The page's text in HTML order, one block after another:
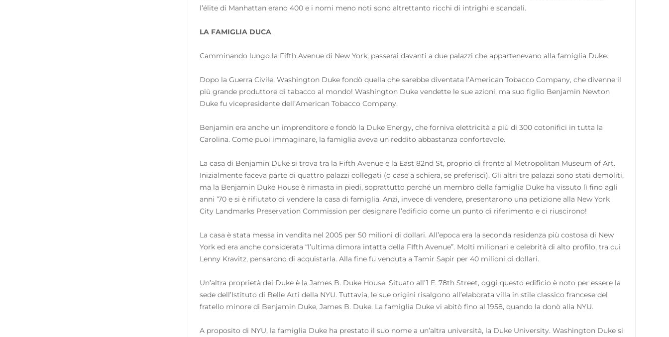
l’élite di Manhattan erano 400 e i nomi meno noti sono altrettanto ricchi di intrighi e scandali.
LA FAMIGLIA DUCA
Camminando lungo la Fifth Avenue di New York, passerai davanti a due palazzi che appartenevano alla famiglia Duke.
Dopo la Guerra Civile, Washington Duke fondò quella che sarebbe diventata l’American Tobacco Company, che divenne il
più grande produttore di tabacco al mondo! Washington Duke vendette le sue azioni, ma suo figlio Benjamin Newton
Duke fu vicepresidente dell’American Tobacco Company.
Benjamin era anche un imprenditore e fondò la Duke Energy, che forniva elettricità a più di 300 cotonifici in tutta la
Carolina. Come puoi immaginare, la famiglia aveva un reddito abbastanza confortevole.
La casa di Benjamin Duke si trova tra la Fifth Avenue e la East 82nd St, proprio di fronte al Metropolitan Museum of Art.
Inizialmente faceva parte di quattro palazzi collegati (o case a schiera, se preferisci). Gli altri tre palazzi sono stati demoliti,
ma la Benjamin Duke House è rimasta in piedi, soprattutto perché un membro della famiglia Duke ha vissuto lì fino agli
anni ’70 e si è rifiutato di vendere la casa di famiglia. Anzi, invece di vendere, presentarono una petizione alla New York
City Landmarks Preservation Commission per designare l’edificio come un punto di riferimento e ci riuscirono!
La casa è stata messa in vendita nel 2005 per 50 milioni di dollari. All’epoca era la seconda residenza più costosa di New
York ed era anche considerata “l’ultima dimora intatta della FIfth Avenue”. Molti milionari e celebrità di alto profilo, tra cui
Lenny Kravitz, pensarono di acquistarla. Alla fine fu venduta a Tamir Sapir per 40 milioni di dollari.
Un’altra proprietà dei Duke è la James B. Duke House. Situato all’1 E. 78th Street, oggi questo edificio è noto per essere la
sede dell’Istituto di Belle Arti della NYU. Tuttavia, le sue origini risalgono all’elaborata villa in stile classico francese del
fratello minore di Benjamin Duke, James B. Duke. La famiglia Duke vi abitò fino al 1958, quando la donò alla NYU.
A proposito di NYU, la famiglia Duke ha prestato il suo nome a un’altra università, la Duke University. Washington Duke si